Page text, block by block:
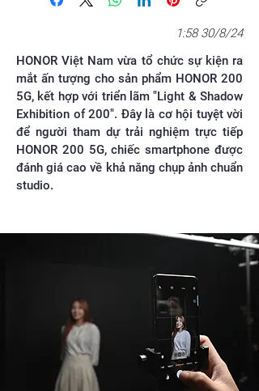
1:58 30/8/24
HONOR Việt Nam vừa tổ chức sự kiện ra
mắt ấn tượng cho sản phẩm HONOR 200
5G, kết hợp với triển lãm "Light & Shadow
Exhibition of 200". Đây là cơ hội tuyệt vời
để người tham dự trải nghiệm trực tiếp
HONOR 200 5G, chiếc smartphone được
đánh giá cao về khả năng chụp ảnh chuẩn
studio.